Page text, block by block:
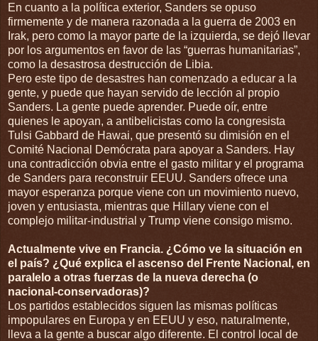
En cuanto a la política exterior, Sanders se opuso
firmemente y de manera razonada a la guerra de 2003 en
Irak, pero como la mayor parte de la izquierda, se dejó llevar
por los argumentos en favor de las “guerras humanitarias”,
como la desastrosa destrucción de Libia.
Pero este tipo de desastres han comenzado a educar a la
gente, y puede que hayan servido de lección al propio
Sanders. La gente puede aprender. Puede oír, entre
quienes le apoyan, a antibelicistas como la congresista
Tulsi Gabbard de Hawai, que presentó su dimisión en el
Comité Nacional Demócrata para apoyar a Sanders. Hay
una contradicción obvia entre el gasto militar y el programa
de Sanders para reconstruir EEUU. Sanders ofrece una
mayor esperanza porque viene con un movimiento nuevo,
joven y entusiasta, mientras que Hillary viene con el
complejo militar-industrial y Trump viene consigo mismo.
Actualmente vive en Francia. ¿Cómo ve la situación en
el país? ¿Qué explica el ascenso del Frente Nacional, en
paralelo a otras fuerzas de la nueva derecha (o
nacional-conservadoras)?
Los partidos establecidos siguen las mismas políticas
impopulares en Europa y en EEUU y eso, naturalmente,
lleva a la gente a buscar algo diferente. El control local de